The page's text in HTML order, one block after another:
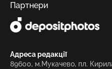
Партнери
Адреса редакції
89600, м.Мукачево, пл.